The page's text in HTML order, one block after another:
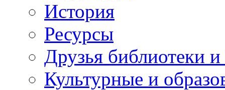
История
Ресурсы
Друзья библиотеки
Культурные и